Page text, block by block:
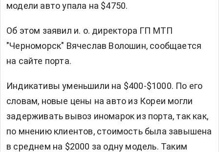
модели авто упала на $4750.
Об этом заявил и. о. директора ГП МТП
"Черноморск" Вячеслав Волошин, сообщается
на сайте порта.
Индикативы уменьшили на $400-$1000. По его
словам, новые цены на авто из Кореи могли
задерживать вывоз иномарок из порта, так как,
по мнению клиентов, стоимость была завышена
в среднем на $2000 за одну модель. Таким